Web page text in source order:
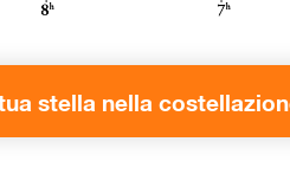
stella nella